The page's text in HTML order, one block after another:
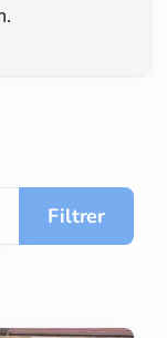
Filtrer